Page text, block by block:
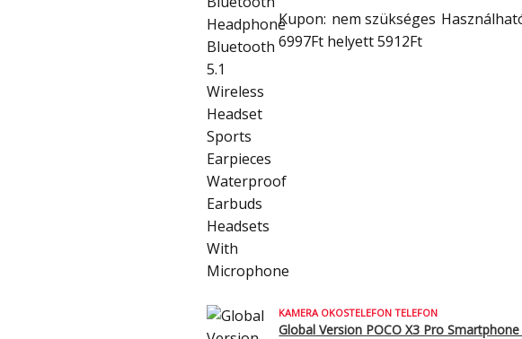
Kupon: nem szükséges
6997Ft helyett 5912Ft
KAMERA OKOSTELEFON TELEFON
Global Version POCO X3 Pro